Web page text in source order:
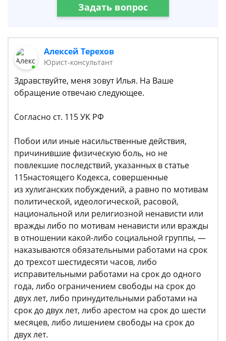
Задать вопрос
Алексей Терехов
Юрист-консультант
Здравствуйте, меня зовут Илья. На Ваше
обращение отвечаю следующее.
Согласно ст. 115 УК РФ
Побои или иные насильственные действия,
причинившие физическую боль, но не
повлекшие последствий, указанных в статье
115настоящего Кодекса, совершенные
из хулиганских побуждений, а равно по мотивам
политической, идеологической, расовой,
национальной или религиозной ненависти или
вражды либо по мотивам ненависти или вражды
в отношении какой-либо социальной группы, —
наказываются обязательными работами на срок
до трехсот шестидесяти часов, либо
исправительными работами на срок до одного
года, либо ограничением свободы на срок до
двух лет, либо принудительными работами на
срок до двух лет, либо арестом на срок до шести
месяцев, либо лишением свободы на срок до
двух лет.